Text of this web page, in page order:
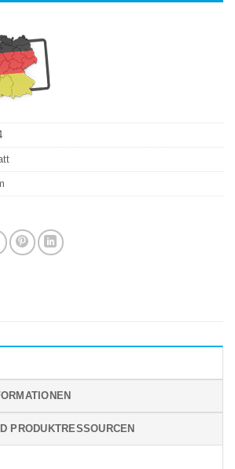
PRODUKTRESSOURCEN